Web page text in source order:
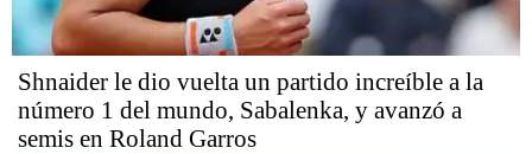
Shnaider le dio vuelta un partido increíble a la
número 1 del mundo, Sabalenka, y avanzó a
semis en Roland Garros